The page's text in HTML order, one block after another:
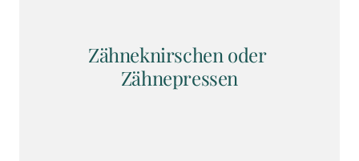
Zähneknirschen oder
Zähnepressen